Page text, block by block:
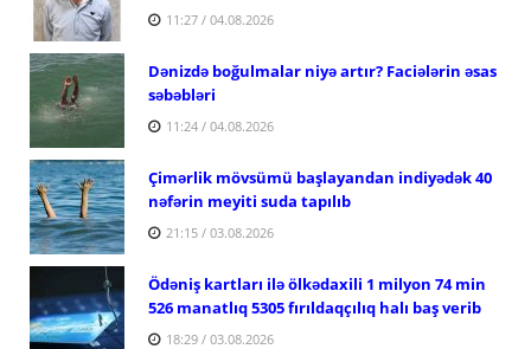
11:27 / 04.08.2026
Dənizdə boğulmalar niyə artır? Faciələrin əsas
səbəbləri
11:24 / 04.08.2026
Çimərlik mövsümü başlayandan indiyədək 40
nəfərin meyiti suda tapılıb
21:15 / 03.08.2026
Ödəniş kartları ilə ölkədaxili 1 milyon 74 min
526 manatlıq 5305 fırıldaqçılıq halı baş verib
18:29 / 03.08.2026